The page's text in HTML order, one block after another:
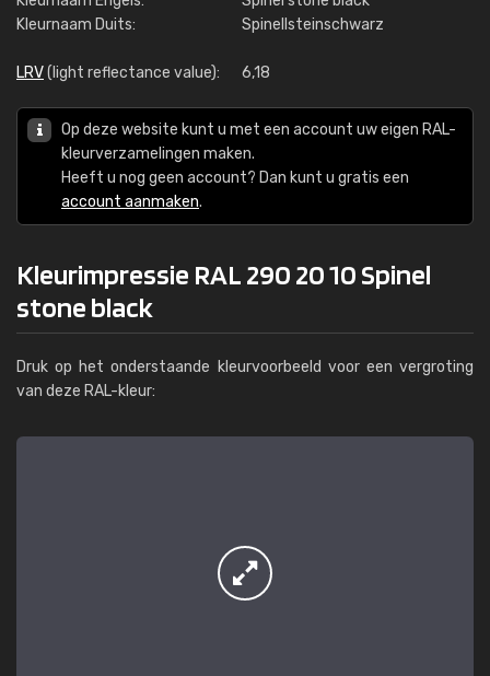
Kleurnaam Duits:
Spinellsteinschwarz
LRV(light reflectance value): 6,18
Op deze website kunt u met een account uw eigen RAL-
kleurverzamelingen maken.
Heeft u nog geen account? Dan kunt u gratis een
account aanmaken.
Kleurimpressie RAL 290 20 10 Spinel
stone black
Druk op het onderstaande kleurvoorbeeld voor een vergroting
van deze RAL-kleur: